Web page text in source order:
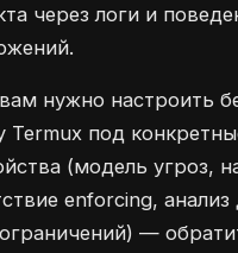
через логи и
нужно настроить
Termux под
(модель угроз,
enforcing,
—